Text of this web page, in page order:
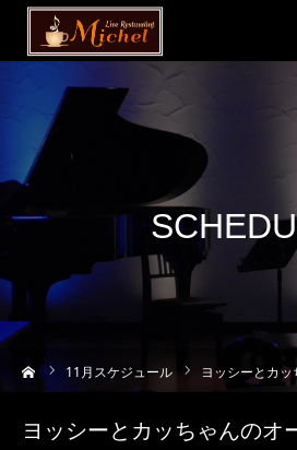
11 月スケジュール ヨッシーとカ
ヨッシーとカッちゃんのオ